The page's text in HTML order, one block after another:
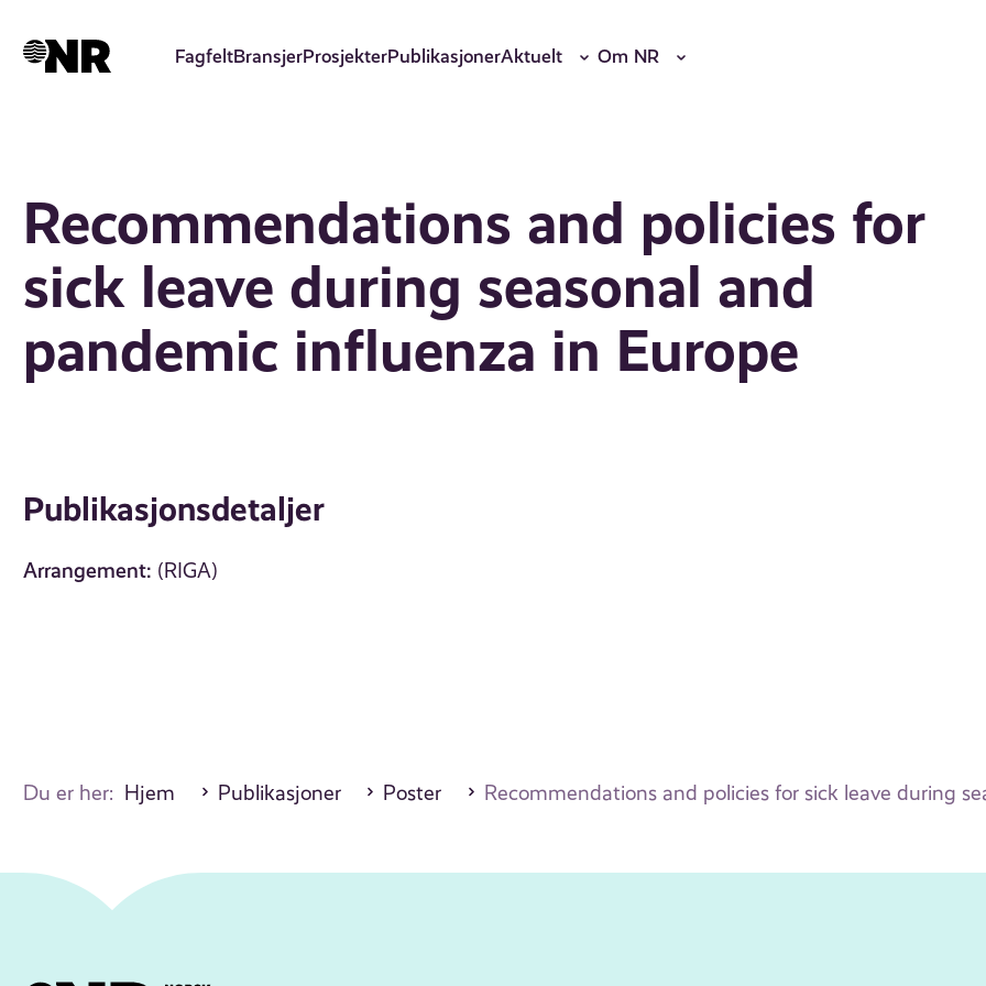
hovedinnhold
FagfeltBransjerProsjekterPublikasjonerAktuelt Om NR
Recommendations and policies for
sick leave during seasonal and
pandemic influenza in Europe
Publikasjonsdetaljer
Arrangement: (RIGA)
Du er her: Hjem Publikasjoner Poster Recommendations and policies for sick leave during